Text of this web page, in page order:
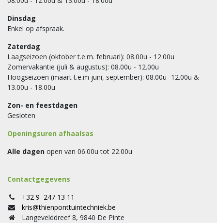
Dinsdag
Enkel op afspraak.
Zaterdag
Laagseizoen (oktober t.e.m. februari): 08.00u - 12.00u
Zomervakantie (juli & augustus): 08.00u - 12.00u
Hoogseizoen (maart t.e.m juni, september): 08.00u -12.00u &
13.00u - 18.00u
Zon- en feestdagen
Gesloten
Openingsuren afhaalsas
Alle dagen open van 06.00u tot 22.00u
Contactgegevens
+32 9 247 13 11
kris@thienponttuintechniek.be
Langevelddreef 8, 9840 De Pinte